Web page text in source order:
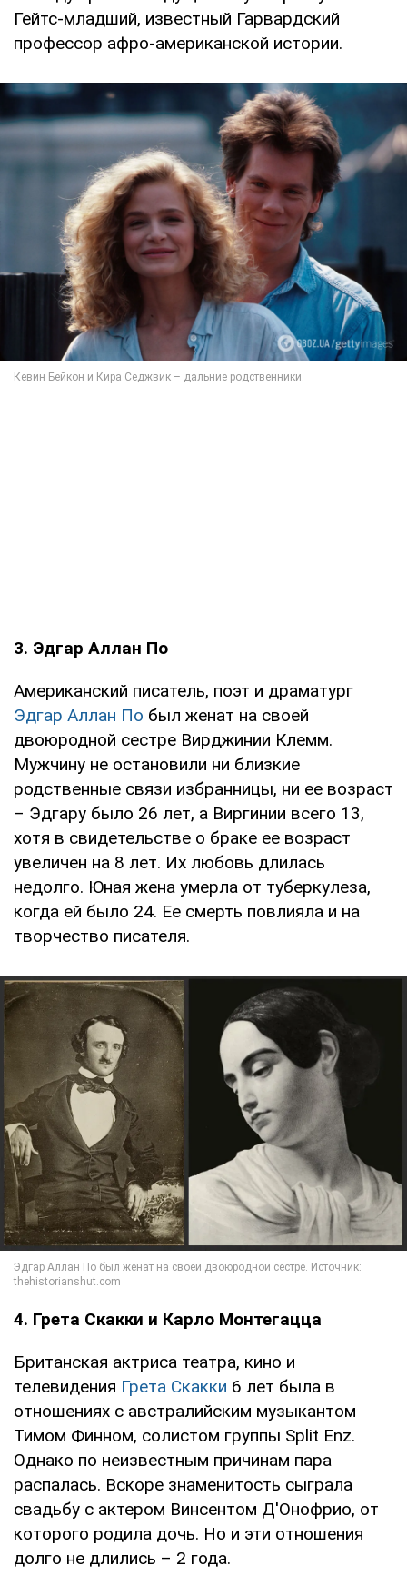
Гейтс-младший, известный Гарвардский
профессор афро-американской истории.
3. Эдгар Аллан По
Американский писатель, поэт и драматург
Эдгар Аллан По был женат на своей
двоюродной сестре Вирджинии Клемм.
Мужчину не остановили ни близкие
родственные связи избранницы, ни ее возраст
– Эдгару было 26 лет, а Виргинии всего 13,
хотя в свидетельстве о браке ее возраст
увеличен на 8 лет. Их любовь длилась
недолго. Юная жена умерла от туберкулеза,
когда ей было 24. Ее смерть повлияла и на
творчество писателя.
4. Грета Скакки и Карло Монтегацца
Британская актриса театра, кино и
телевидения Грета Скакки 6 лет была в
отношениях с австралийским музыкантом
Тимом Финном, солистом группы Split Enz.
Однако по неизвестным причинам пара
распалась. Вскоре знаменитость сыграла
свадьбу с актером Винсентом Д'Онофрио, от
которого родила дочь. Но и эти отношения
долго не длились – 2 года.